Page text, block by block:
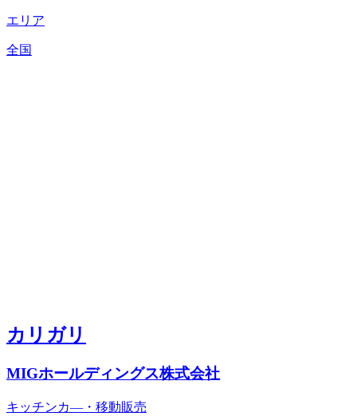
エリア
全国
カリガリ
MIGホールディングス株式会社
キッチンカ―・移動販売